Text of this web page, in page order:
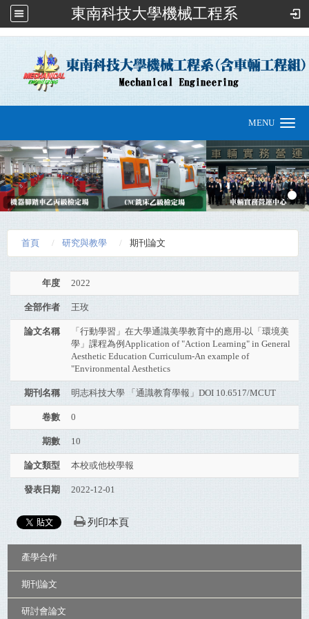
東南科技大學機械工程系
:::
navigation
MENU
首頁 研究與教學 期刊論文
年度 2022
全部作者 王玫
論文名稱
「行動學習」在大學通識美學教育中的應用-以「環境美
學」課程為例Application of "Action Learning" in General
Aesthetic Education Curriculum-An example of
"Environmental Aesthetics
期刊名稱 明志科技大學 「通識教育學報」DOI 10.6517/MCUT
卷數 0
期數 10
論文類型 本校或他校學報
發表日期 2022-12-01
列印本頁
產學合作
期刊論文
研討會論文